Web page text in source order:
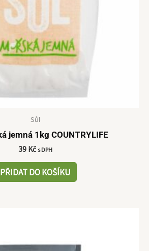
Sůl
jemná 1kg COUNTRYLIFE
39 Kč s DPH
PŘIDAT DO KOŠÍKU